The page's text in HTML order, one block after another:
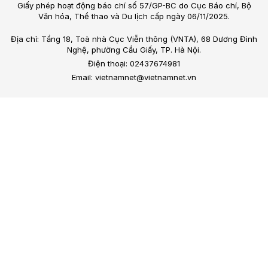
Giấy phép hoạt động báo chí số 57/GP-BC do Cục Báo chí, Bộ
Văn hóa, Thể thao và Du lịch cấp ngày 06/11/2025.
Địa chỉ: Tầng 18, Toà nhà Cục Viễn thông (VNTA), 68 Dương Đình
Nghệ, phường Cầu Giấy, TP. Hà Nội.
Điện thoại: 02437674981
Email: vietnamnet@vietnamnet.vn